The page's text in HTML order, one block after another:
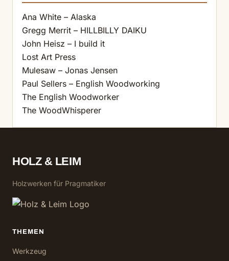
Ana White – Alaska
Gregg Merrit – HILLBILLY DAIKU
John Heisz – I build it
Lost Art Press
Mulesaw – Jonas Jensen
Paul Sellers – English Woodworking
The English Woodworker
The WoodWhisperer
HOLZ & LEIM
Holzwerken für Pragmatiker
THEMEN
Werkzeug